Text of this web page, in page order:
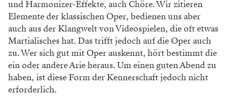
und Harmonizer-Effekte, auch Chöre. Wir zitieren
Elemente der klassischen Oper, bedienen uns aber
auch aus der Klangwelt von Videospielen, die oft etwas
Martialisches hat. Das trifft jedoch auf die Oper auch
zu. Wer sich gut mit Oper auskennt, hört bestimmt die
ein oder andere Arie heraus. Um einen guten Abend zu
haben, ist diese Form der Kennerschaft jedoch nicht
erforderlich.